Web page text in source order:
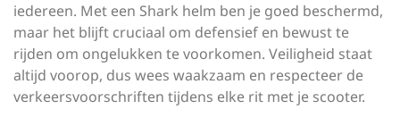
iedereen. Met een Shark helm ben je goed beschermd,
maar het blijft cruciaal om defensief en bewust te
rijden om ongelukken te voorkomen. Veiligheid staat
altijd voorop, dus wees waakzaam en respecteer de
verkeersvoorschriften tijdens elke rit met je scooter.